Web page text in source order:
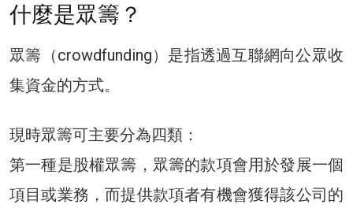
什麼是眾籌？
眾籌（crowdfunding）是指透過互聯網向公眾收
集資金的方式。
現時眾籌可主要分為四類：
第一種是股權眾籌，眾籌的款項會用於發展一個
項目或業務，而提供款項者有機會獲得該公司的